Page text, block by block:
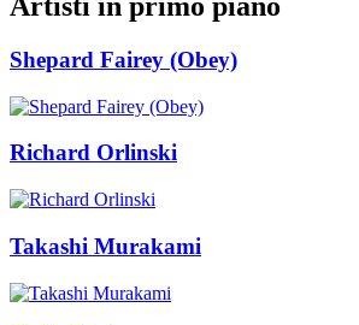
Shepard Fairey (Obey)
Richard Orlinski
Takashi Murakami